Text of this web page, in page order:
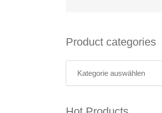
Product categories